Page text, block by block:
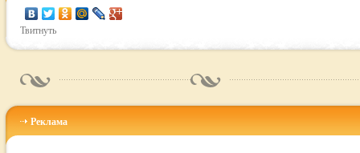
Твитнуть
Реклама